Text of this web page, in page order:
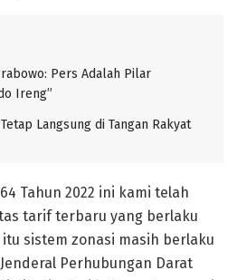
Pers Adalah Pilar
Ireng”
Langsung di Tangan Rakyat
Tahun 2022 ini kami telah
tarif terbaru yang berlaku
sistem zonasi masih berlaku
Perhubungan Darat